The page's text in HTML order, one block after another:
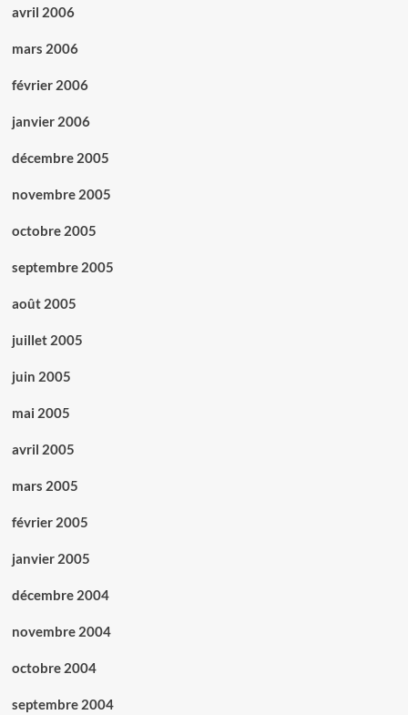
avril 2006
mars 2006
février 2006
janvier 2006
décembre 2005
novembre 2005
octobre 2005
septembre 2005
août 2005
juillet 2005
juin 2005
mai 2005
avril 2005
mars 2005
février 2005
janvier 2005
décembre 2004
novembre 2004
octobre 2004
septembre 2004